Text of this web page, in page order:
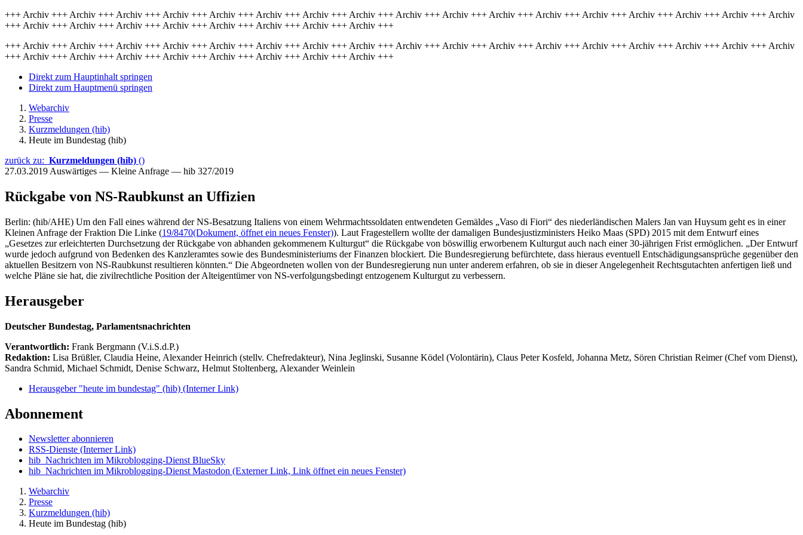
+++ Archiv +++ Archiv +++ Archiv +++ Archiv +++ Archiv +++ Archiv +++ Archiv +++ Archiv +++ Archiv +++ Archiv +++ Archiv +++ Archiv +++ Archiv +++ Archiv +++ Archiv +++ Archiv +++ Archiv
+++ Archiv +++ Archiv +++ Archiv +++ Archiv +++ Archiv +++ Archiv +++ Archiv +++ Archiv +++
+++ Archiv +++ Archiv +++ Archiv +++ Archiv +++ Archiv +++ Archiv +++ Archiv +++ Archiv +++ Archiv +++ Archiv +++ Archiv +++ Archiv +++ Archiv +++ Archiv +++ Archiv +++ Archiv +++ Archiv
+++ Archiv +++ Archiv +++ Archiv +++ Archiv +++ Archiv +++ Archiv +++ Archiv +++ Archiv +++
Direkt zum Hauptinhalt springen
Direkt zum Hauptmenü springen
Webarchiv
Presse
Kurzmeldungen (hib)
Heute im Bundestag (hib)
zurück zu: Kurzmeldungen (hib) ()
27.03.2019 Auswärtiges — Kleine Anfrage — hib 327/2019
Rückgabe von NS-Raubkunst an Uffizien
Berlin: (hib/AHE) Um den Fall eines während der NS-Besatzung Italiens von einem Wehrmachtssoldaten entwendeten Gemäldes „Vaso di Fiori“ des niederländischen Malers Jan van Huysum geht es in einer
Kleinen Anfrage der Fraktion Die Linke (19/8470(Dokument, öffnet ein neues Fenster)). Laut Fragestellern wollte der damaligen Bundesjustizministers Heiko Maas (SPD) 2015 mit dem Entwurf eines
„Gesetzes zur erleichterten Durchsetzung der Rückgabe von abhanden gekommenem Kulturgut“ die Rückgabe von böswillig erworbenem Kulturgut auch nach einer 30-jährigen Frist ermöglichen. „Der Entwurf
wurde jedoch aufgrund von Bedenken des Kanzleramtes sowie des Bundesministeriums der Finanzen blockiert. Die Bundesregierung befürchtete, dass hieraus eventuell Entschädigungsansprüche gegenüber den
aktuellen Besitzern von NS-Raubkunst resultieren könnten.“ Die Abgeordneten wollen von der Bundesregierung nun unter anderem erfahren, ob sie in dieser Angelegenheit Rechtsgutachten anfertigen ließ und
welche Pläne sie hat, die zivilrechtliche Position der Alteigentümer von NS-verfolgungsbedingt entzogenem Kulturgut zu verbessern.
Herausgeber
Deutscher Bundestag, Parlamentsnachrichten
Verantwortlich: Frank Bergmann (V.i.S.d.P.)
Redaktion: Lisa Brüßler, Claudia Heine, Alexander Heinrich (stellv. Chefredakteur), Nina Jeglinski, Susanne Ködel (Volontärin), Claus Peter Kosfeld, Johanna Metz, Sören Christian Reimer (Chef vom Dienst),
Sandra Schmid, Michael Schmidt, Denise Schwarz, Helmut Stoltenberg, Alexander Weinlein
Herausgeber "heute im bundestag" (hib) (Interner Link)
Abonnement
Newsletter abonnieren
RSS-Dienste (Interner Link)
hib_Nachrichten im Mikroblogging-Dienst BlueSky
hib_Nachrichten im Mikroblogging-Dienst Mastodon (Externer Link, Link öffnet ein neues Fenster)
Webarchiv
Presse
Kurzmeldungen (hib)
Heute im Bundestag (hib)